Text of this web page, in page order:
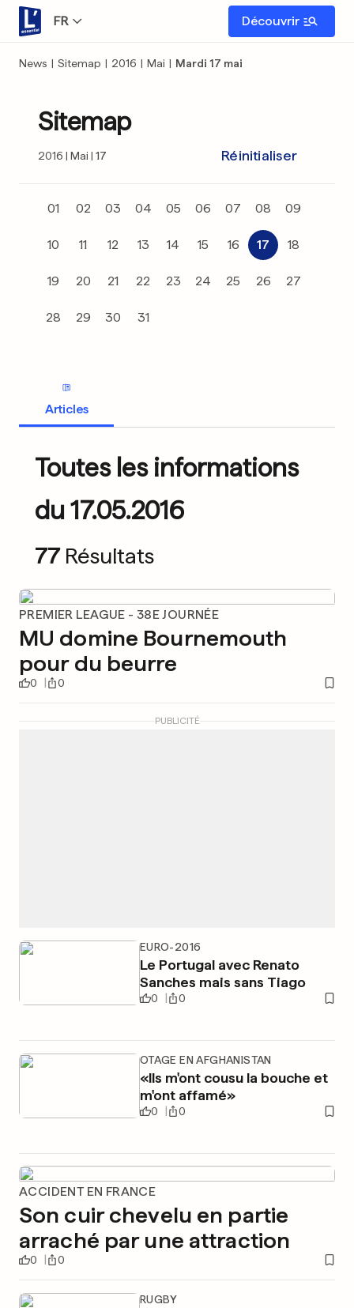
FR Découvrir
News | Sitemap | 2016 | Mai | Mardi 17 mai
Sitemap
2016 Mai 17 Réinitialiser
01 02 03 04 05 06 07 08 09
10 11 12 13 14 15 16 17 18
19 20 21 22 23 24 25 26 27
28 29 30 31
Articles
Toutes les informations
du 17.05.2016
77 Résultats
PREMIER LEAGUE - 38E JOURNÉE
MU domine Bournemouth
pour du beurre
0 0
EURO-2016
Le Portugal avec Renato
Sanches mais sans Tiago
0 0
OTAGE EN AFGHANISTAN
«Ils m'ont cousu la bouche et
m'ont affamé»
0 0
PUBLICITÉ
ACCIDENT EN FRANCE
Son cuir chevelu en partie
arraché par une attraction
0 0
RUGBY